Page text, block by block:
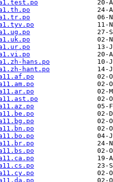
hans.po
hant.po